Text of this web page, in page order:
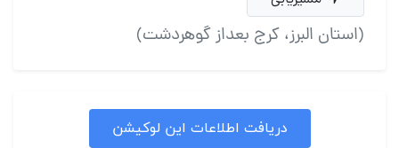
(استان البرز، کرج بعداز گوهردشت)
دریافت اطلاعات این لوکیشن